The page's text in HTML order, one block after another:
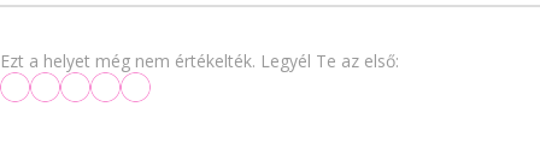
Ezt a helyet még nem értékelték. Legyél Te az első: